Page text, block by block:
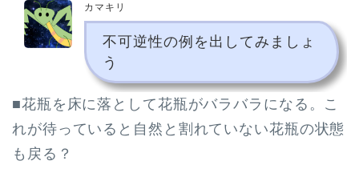
カマキリ
不可逆性の例を出してみましょ
う
■花瓶を床に落として花瓶がバラバラになる。こ
れが待っていると自然と割れていない花瓶の状態
も戻る？